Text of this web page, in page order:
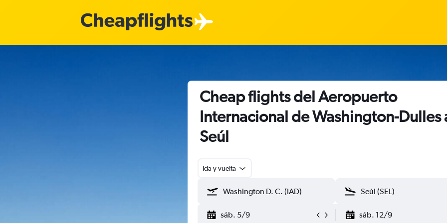
Cheap flights del Aeropuerto
Internacional de Washington-Dulles
Seúl
Ida y vuelta
sáb. 5/9 sáb. 12/9